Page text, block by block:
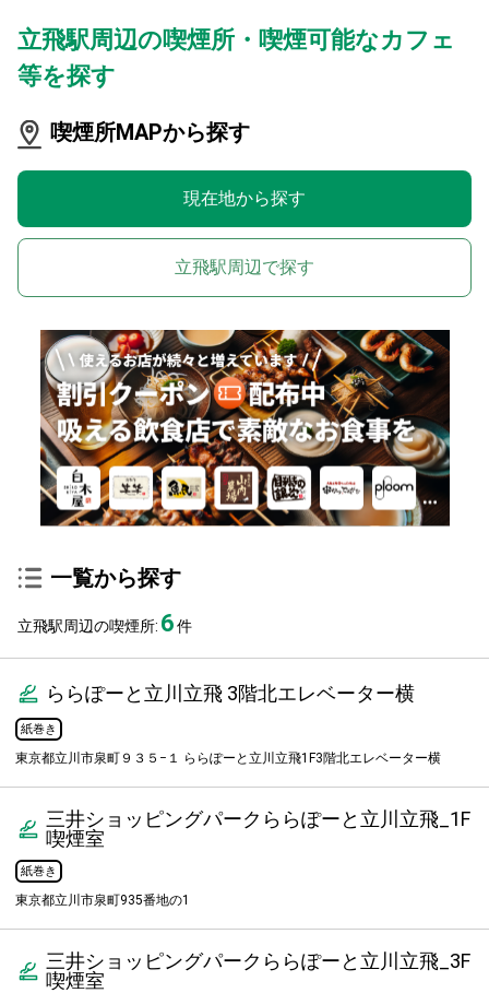
立飛駅周辺の喫煙所・喫煙可能なカフェ
等を探す
喫煙所MAPから探す
現在地から探す
立飛駅周辺で探す
一覧から探す
立飛駅周辺の喫煙所: 6件
ららぽーと立川立飛 3階北エレベーター横
紙巻き
東京都立川市泉町９３５−１ ららぽーと立川立飛1F3階北エレベーター横
三井ショッピングパークららぽーと立川立飛_1F
喫煙室
紙巻き
東京都立川市泉町935番地の1
三井ショッピングパークららぽーと立川立飛_3F
喫煙室